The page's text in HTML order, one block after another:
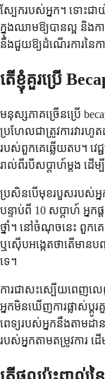
ស្បែក​របស់​អ្នក។ ទោះជា
ក្នុងឈាមឱ្យបានល្អ និងកា
នឹងជួយឱ្យដំណើរការនៃក
តើ​ខ្ញុំ​គួរ​ប្រើ
មនុស្សភាគច្រើនប្រើ
ប្រហែលជាត្រូវការវា
របស់ពួកគេឆ្លើយតប។ វេជ្
រាល់ពីរបីសប្តាហ៍ម្តង ដើម្
ប្រសិនបើមុខរបួសរបស់អ្ន
បន្ទាប់ពី 10 សប្តាហ៍ អ្ន
ថ្នាំ។ នៅចំណុចនេះ ពួកគ
ឬស៊ើបអង្កេតថាតើមានប
ទេ។
ការជាសះស្បើយពេញល
អ្នកមិនឃើញការផ្លាស់ប្តូ
ពេទ្យរបស់អ្នកនឹងតាមដ
របស់អ្នកតាមតម្រូវការ